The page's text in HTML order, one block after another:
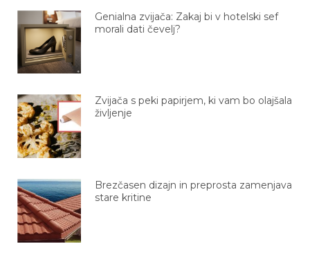
Genialna zvijača: Zakaj bi v hotelski sef
morali dati čevelj?
Zvijača s peki papirjem, ki vam bo olajšala
življenje
Brezčasen dizajn in preprosta zamenjava
stare kritine